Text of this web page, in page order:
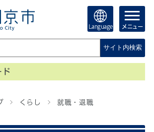
Language メニュー
サイト内検索
ド
くらし 就職・退職